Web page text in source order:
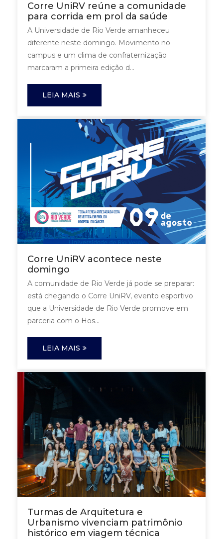
Corre UniRV reúne a comunidade
para corrida em prol da saúde
A Universidade de Rio Verde amanheceu
diferente neste domingo. Movimento no
campus e um clima de confraternização
marcaram a primeira edição d...
LEIA MAIS
Corre UniRV acontece neste
domingo
A comunidade de Rio Verde já pode se preparar:
está chegando o Corre UniRV, evento esportivo
que a Universidade de Rio Verde promove em
parceria com o Hos...
LEIA MAIS
Turmas de Arquitetura e
Urbanismo vivenciam patrimônio
histórico em viagem técnica